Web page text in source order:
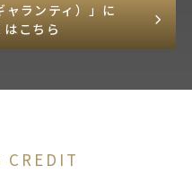
ャランティ）」に
こちら
CREDIT